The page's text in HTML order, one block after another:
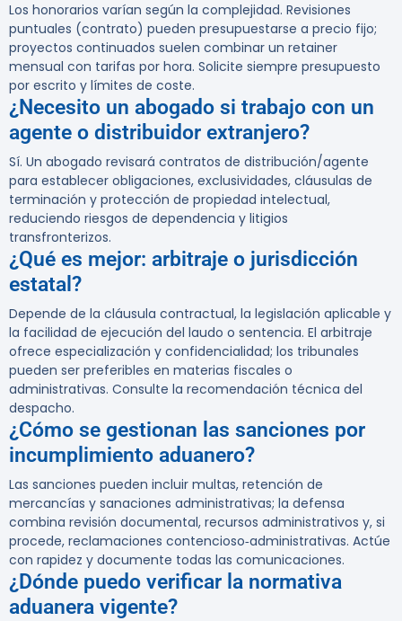
Los honorarios varían según la complejidad. Revisiones
puntuales (contrato) pueden presupuestarse a precio fijo;
proyectos continuados suelen combinar un retainer
mensual con tarifas por hora. Solicite siempre presupuesto
por escrito y límites de coste.
¿Necesito un abogado si trabajo con un
agente o distribuidor extranjero?
Sí. Un abogado revisará contratos de distribución/agente
para establecer obligaciones, exclusividades, cláusulas de
terminación y protección de propiedad intelectual,
reduciendo riesgos de dependencia y litigios
transfronterizos.
¿Qué es mejor: arbitraje o jurisdicción
estatal?
Depende de la cláusula contractual, la legislación aplicable y
la facilidad de ejecución del laudo o sentencia. El arbitraje
ofrece especialización y confidencialidad; los tribunales
pueden ser preferibles en materias fiscales o
administrativas. Consulte la recomendación técnica del
despacho.
¿Cómo se gestionan las sanciones por
incumplimiento aduanero?
Las sanciones pueden incluir multas, retención de
mercancías y sanaciones administrativas; la defensa
combina revisión documental, recursos administrativos y, si
procede, reclamaciones contencioso‑administrativas. Actúe
con rapidez y documente todas las comunicaciones.
¿Dónde puedo verificar la normativa
aduanera vigente?